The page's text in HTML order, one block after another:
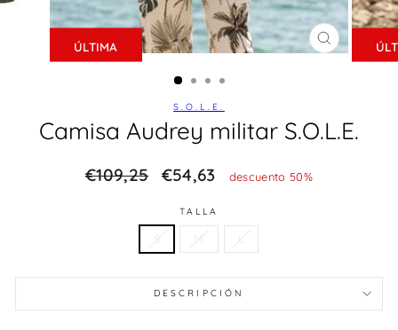
CERRAR
(ESC)
ÚLTIMA
S.O.L.E.
Camisa Audrey militar S.O.L.E.
Precio
habitual
€109,25 REBAJA
€54,63 descuento 50%
TALLA
S M L
DESCRIPCIÓN